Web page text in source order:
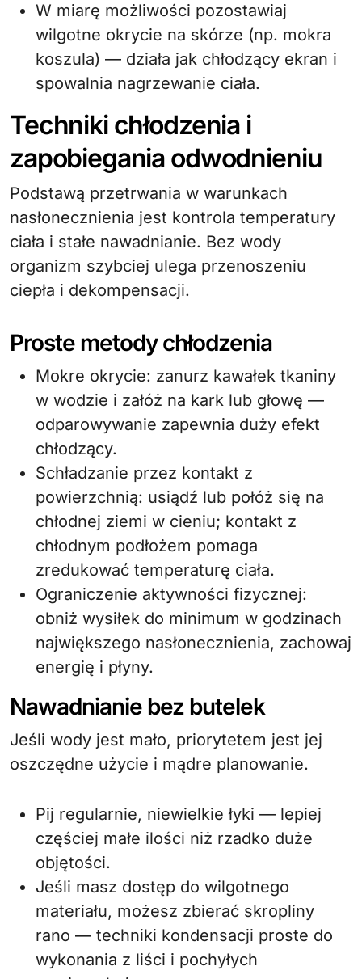
W miarę możliwości pozostawiaj
wilgotne okrycie na skórze (np. mokra
koszula) — działa jak chłodzący ekran i
spowalnia nagrzewanie ciała.
Techniki chłodzenia i
zapobiegania odwodnieniu
Podstawą przetrwania w warunkach
nasłonecznienia jest kontrola temperatury
ciała i stałe nawadnianie. Bez wody
organizm szybciej ulega przenoszeniu
ciepła i dekompensacji.
Proste metody chłodzenia
Mokre okrycie: zanurz kawałek tkaniny
w wodzie i załóż na kark lub głowę —
odparowywanie zapewnia duży efekt
chłodzący.
Schładzanie przez kontakt z
powierzchnią: usiądź lub połóż się na
chłodnej ziemi w cieniu; kontakt z
chłodnym podłożem pomaga
zredukować temperaturę ciała.
Ograniczenie aktywności fizycznej:
obniż wysiłek do minimum w godzinach
największego nasłonecznienia, zachowaj
energię i płyny.
Nawadnianie bez butelek
Jeśli wody jest mało, priorytetem jest jej
oszczędne użycie i mądre planowanie.
Pij regularnie, niewielkie łyki — lepiej
częściej małe ilości niż rzadko duże
objętości.
Jeśli masz dostęp do wilgotnego
materiału, możesz zbierać skropliny
rano — techniki kondensacji proste do
wykonania z liści i pochyłych